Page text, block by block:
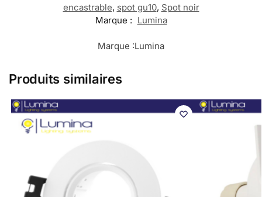
encastrable, spot gu10, Spot noir
Marque : Lumina
Marque :Lumina
Produits similaires